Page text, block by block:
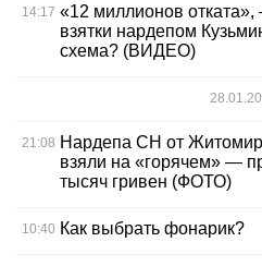
14:17 «12 миллионов
взятки нардепом
схема? (ВИДЕО)
21:08 Нардепа СН от
взяли на «горячем» —
тысяч гривен (ФОТО)
10:40 Как выбрать фонарик?